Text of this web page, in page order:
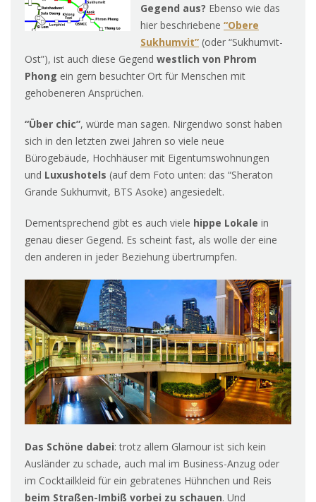
Gegend aus? Ebenso wie das
hier beschriebene “Obere
Sukhumvit” (oder “Sukhumvit-
Ost”), ist auch diese Gegend westlich von Phrom
Phong ein gern besuchter Ort für Menschen mit
gehobeneren Ansprüchen.
“Über chic”, würde man sagen. Nirgendwo sonst haben
sich in den letzten zwei Jahren so viele neue
Bürogebäude, Hochhäuser mit Eigentumswohnungen
und Luxushotels (auf dem Foto unten: das “Sheraton
Grande Sukhumvit, BTS Asoke) angesiedelt.
Dementsprechend gibt es auch viele hippe Lokale in
genau dieser Gegend. Es scheint fast, als wolle der eine
den anderen in jeder Beziehung übertrumpfen.
Das Schöne dabei: trotz allem Glamour ist sich kein
Ausländer zu schade, auch mal im Business-Anzug oder
im Cocktailkleid für ein gebratenes Hühnchen und Reis
beim Straßen-Imbiß vorbei zu schauen. Und